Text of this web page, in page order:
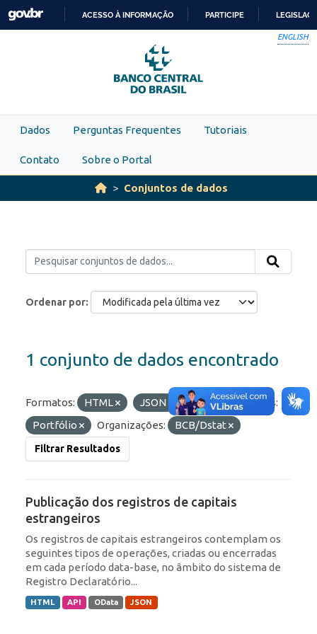
Skip to main content
PARA
O
CONTEÚDO
ACESSO À INFORMAÇÃO PARTICIPE
ENGLISH
Dados Perguntas Frequentes Tutoriais
Contato Sobre o Portal
Conjuntos de dados
Ordenar por
1 conjunto de dados encontrado
Formatos: HTML JSON API
Etiquetas:
Portfólio
Organizações: BCB/Dstat
Filtrar Resultados
Publicação dos registros de capitais
estrangeiros
Os registros de capitais estrangeiros contemplam os
seguintes tipos de operações, criadas ou encerradas
em cada período data-base, no âmbito do sistema de
Registro Declaratório...
HTML API OData JSON